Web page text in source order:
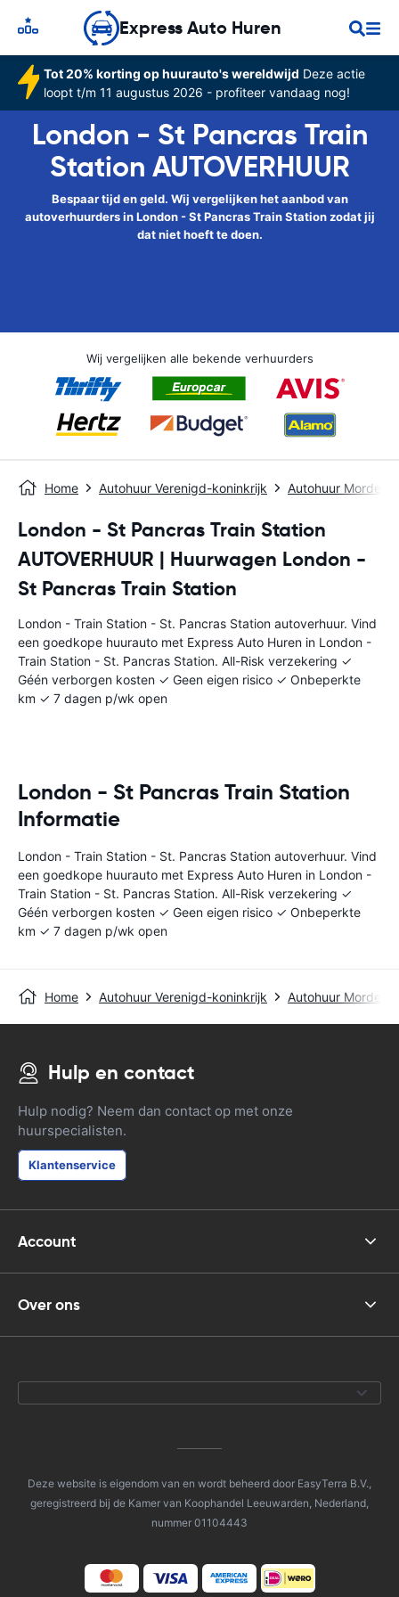
Express Auto Huren
Tot 20% korting op huurauto's wereldwijd Deze actie
loopt t/m 11 augustus 2026 - profiteer vandaag nog!
London - St Pancras Train
Station AUTOVERHUUR
Bespaar tijd en geld. Wij vergelijken het aanbod van
autoverhuurders in London - St Pancras Train Station zodat jij
dat niet hoeft te doen.
Wij vergelijken alle bekende verhuurders
Home Autohuur Verenigd-koninkrijk Autohuur Morden
London - St Pancras Train Station
AUTOVERHUUR | Huurwagen London -
St Pancras Train Station
London - Train Station - St. Pancras Station autoverhuur. Vind
een goedkope huurauto met Express Auto Huren in London -
Train Station - St. Pancras Station. All-Risk verzekering ✓
Géén verborgen kosten ✓ Geen eigen risico ✓ Onbeperkte
km ✓ 7 dagen p/wk open
London - St Pancras Train Station
Informatie
London - Train Station - St. Pancras Station autoverhuur. Vind
een goedkope huurauto met Express Auto Huren in London -
Train Station - St. Pancras Station. All-Risk verzekering ✓
Géén verborgen kosten ✓ Geen eigen risico ✓ Onbeperkte
km ✓ 7 dagen p/wk open
Home Autohuur Verenigd-koninkrijk Autohuur Morden
Hulp en contact
Hulp nodig? Neem dan contact op met onze
huurspecialisten.
Klantenservice
Account
Over ons
Deze website is eigendom van en wordt beheerd door EasyTerra B.V.,
geregistreerd bij de Kamer van Koophandel Leeuwarden, Nederland,
nummer 01104443